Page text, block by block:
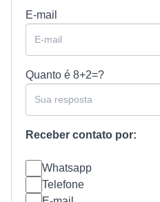
E-mail
Quanto é 8+2=?
Receber contato por:
Whatsapp
Telefone